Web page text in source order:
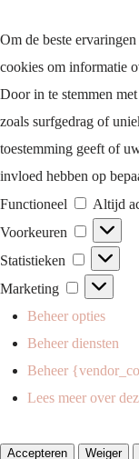
Om de beste
cookies om informatie
Door in te stemmen
zoals surfgedrag of
toestemming geeft of
invloed hebben op
Functioneel
Altijd
Voorkeuren
Statistieken
Marketing
Marketing
Beheer opties
Beheer diensten
Beheer
Lees meer over
Accepteren Weiger